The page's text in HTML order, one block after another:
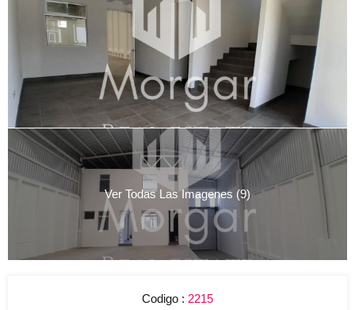
Ver Todas Las Imagenes (9)
Codigo : 2215